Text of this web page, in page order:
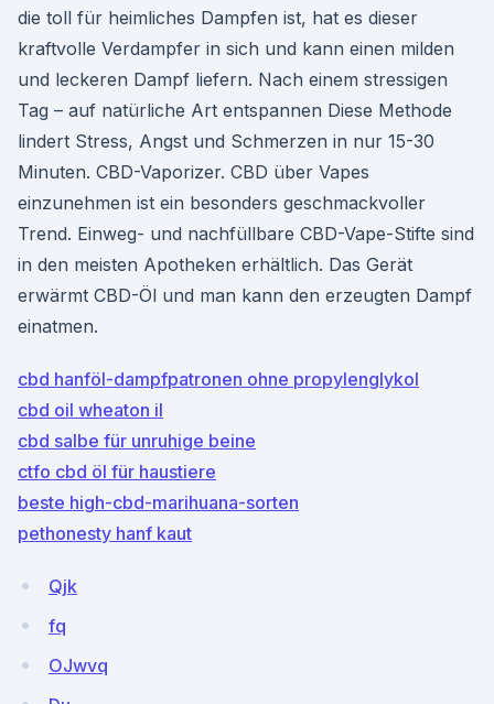
die toll für heimliches Dampfen ist, hat es dieser
kraftvolle Verdampfer in sich und kann einen milden
und leckeren Dampf liefern. Nach einem stressigen
Tag – auf natürliche Art entspannen Diese Methode
lindert Stress, Angst und Schmerzen in nur 15-30
Minuten. CBD-Vaporizer. CBD über Vapes
einzunehmen ist ein besonders geschmackvoller
Trend. Einweg- und nachfüllbare CBD-Vape-Stifte sind
in den meisten Apotheken erhältlich. Das Gerät
erwärmt CBD-Öl und man kann den erzeugten Dampf
einatmen.
cbd hanföl-dampfpatronen ohne propylenglykol
cbd oil wheaton il
cbd salbe für unruhige beine
ctfo cbd öl für haustiere
beste high-cbd-marihuana-sorten
pethonesty hanf kaut
Qjk
fq
OJwvq